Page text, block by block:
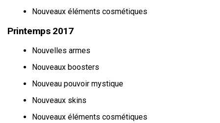
Nouveaux éléments cosmétiques
Printemps 2017
Nouvelles armes
Nouveaux boosters
Nouveau pouvoir mystique
Nouveaux skins
Nouveaux éléments cosmétiques